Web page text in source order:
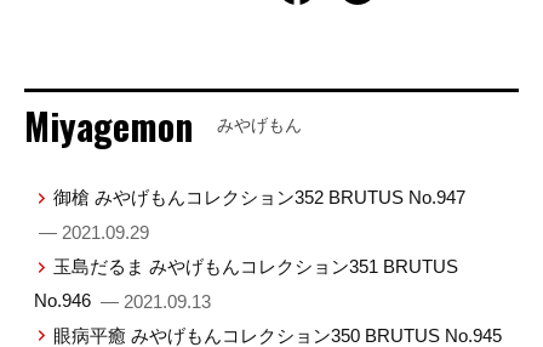
Miyagemon みやげもん
御槍 みやげもんコレクション352 BRUTUS No.947
— 2021.09.29
玉島だるま みやげもんコレクション351 BRUTUS
No.946 — 2021.09.13
眼病平癒 みやげもんコレクション350 BRUTUS No.945